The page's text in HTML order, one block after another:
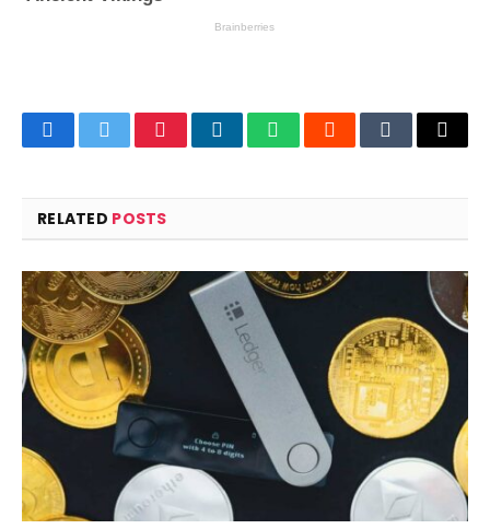
FacebookTwitterPinterestLinkedInWhatsAppRedditTumblrEmail
RELATED POSTS